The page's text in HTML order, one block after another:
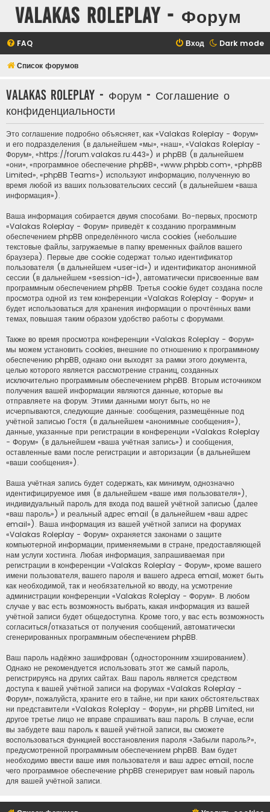
Valakas Roleplay - Форум
Dark mode
FAQ Вход
Список форумов
Valakas Roleplay - Форум - Соглашение о
конфиденциальности
Это соглашение подробно объясняет, как «Valakas Roleplay - Форум»
и его подразделения (в дальнейшем «мы», «наш», «Valakas Roleplay -
Форум», «https://forum.valakas.ru:443») и phpBB (в дальнейшем
«они», «программное обеспечение phpBB», «www.phpbb.com», «phpBB
Limited», «phpBB Teams») используют информацию, полученную во
время любой из ваших пользовательских сессий (в дальнейшем «ваша
информация»).
Ваша информация собирается двумя способами. Во-первых, просмотр
«Valakas Roleplay - Форум» приведёт к созданию программным
обеспечением phpBB определённого числа cookies (небольшие
текстовые файлы, загружаемые в папку временных файлов вашего
браузера). Первые две cookie содержат только идентификатор
пользователя (в дальнейшем «user-id») и идентификатор анонимной
сессии (в дальнейшем «session-id»), автоматически присвоенные вам
программным обеспечением phpBB. Третья cookie будет создана после
просмотра одной из тем конференции «Valakas Roleplay - Форум» и
будет использоваться для хранения информации о прочтённых вами
темах, повышая таким образом удобство работы с форумами.
Также во время просмотра конференции «Valakas Roleplay - Форум»
мы можем установить cookies, внешние по отношению к программному
обеспечению phpBB, однако они выходят за рамки этого документа,
целью которого является рассмотрение страниц, созданных
исключительно программным обеспечением phpBB. Вторым источником
получения вашей информации являются данные, которые вы
отправляете на форум. Этими данными могут быть, но не
исчерпываются, следующие данные: сообщения, размещённые под
учётной записью Гостя (в дальнейшем «анонимные сообщения»),
данные, указанные при регистрации в конференции «Valakas Roleplay
- Форум» (в дальнейшем «ваша учётная запись») и сообщения,
оставленные вами после регистрации и авторизации (в дальнейшем
«ваши сообщения»).
Ваша учётная запись будет содержать, как минимум, однозначно
идентифицируемое имя (в дальнейшем «ваше имя пользователя»),
индивидуальный пароль для входа под вашей учётной записью (далее
«ваш пароль») и реальный адрес email (в дальнейшем «ваш адрес
email»). Ваша информация из вашей учётной записи на форумах
«Valakas Roleplay - Форум» охраняется законами о защите
компьютерной информации, применяемыми в стране, предоставляющей
нам услуги хостинга. Любая информация, запрашиваемая при
регистрации в конференции «Valakas Roleplay - Форум», кроме вашего
имени пользователя, вашего пароля и вашего адреса email, может быть
как необходимой, так и необязательной ко вводу, на усмотрение
администрации конференции «Valakas Roleplay - Форум». В любом
случае у вас есть возможность выбрать, какая информация из вашей
учётной записи будет общедоступна. Кроме того, у вас есть возможность
согласиться/отказаться от получения сообщений, автоматически
сгенерированных программным обеспечением phpBB.
Ваш пароль надёжно зашифрован (односторонним хэшированием).
Однако не рекомендуется использовать этот же самый пароль,
регистрируясь на других сайтах. Ваш пароль является средством
доступа к вашей учётной записи на форумах «Valakas Roleplay -
Форум», пожалуйста, храните его в тайне, ни при каких обстоятельствах
ни представители «Valakas Roleplay - Форум», ни phpBB Limited, ни
другое третье лицо не вправе спрашивать ваш пароль. В случае, если
вы забудете ваш пароль к вашей учётной записи, вы сможете
воспользоваться функцией восстановления пароля «Забыли пароль?»,
предусмотренной программным обеспечением phpBB. Вам будет
необходимо ввести ваше имя пользователя и ваш адрес email, после
чего программное обеспечение phpBB сгенерирует вам новый пароль
для вашей учётной записи.